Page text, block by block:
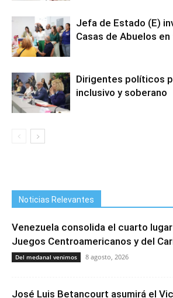
Jefa de Estado (E)
Casas de Abuelos
Dirigentes políticos
inclusivo y soberano
Noticias Relevantes
Venezuela consolida el cuarto
Juegos Centroamericanos y del
Del medanal venimos 8 agosto, 2026
José Luis Betancourt asumirá el